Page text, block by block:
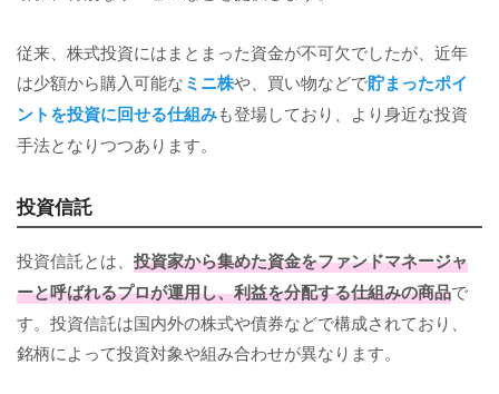
従来、株式投資にはまとまった資金が不可欠でしたが、近年
は少額から購入可能なミニ株や、買い物などで貯まったポイ
ントを投資に回せる仕組みも登場しており、より身近な投資
手法となりつつあります。
投資信託
投資信託とは、 投資家から集めた資金をファンドマネージャ
ーと呼ばれるプロが運用し、利益を分配する仕組みの商品で
す。投資信託は国内外の株式や債券などで構成されており、
銘柄によって投資対象や組み合わせが異なります。